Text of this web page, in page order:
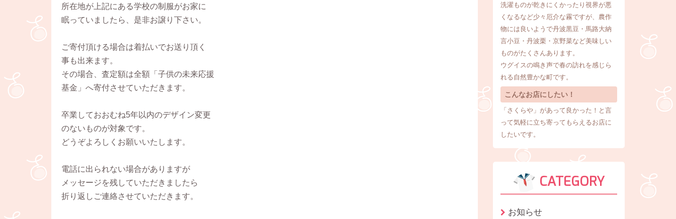
所在地が上記にある学校の制服がお家に
眠っていましたら、是非お譲り下さい。
ご寄付頂ける場合は着払いでお送り頂く
事も出来ます。
その場合、査定額は全額「子供の未来応援
基金」へ寄付させていただきます。
卒業しておおむね5年以内のデザイン変更
のないものが対象です。
どうぞよろしくお願いいたします。
電話に出られない場合がありますが
メッセージを残していただきましたら
折り返しご連絡させていただきます。
洗濯ものが乾きにくかったり視界が悪
くなるなど少々厄介な霧ですが、農作
物には良いようで丹波黒豆・馬路大納
言小豆・丹波栗・京野菜など美味しい
ものがたくさんあります。
ウグイスの鳴き声で春の訪れを感じら
れる自然豊かな町です。
こんなお店にしたい！
「さくらや」があって良かった！と言
って気軽に立ち寄ってもらえるお店に
したいです。
CATEGORY
お知らせ